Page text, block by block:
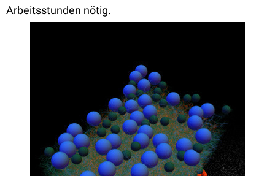
Arbeitsstunden nötig.